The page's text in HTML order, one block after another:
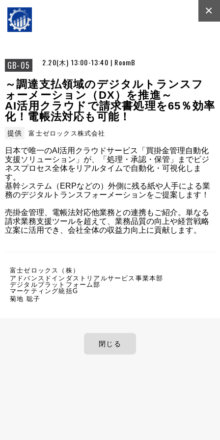
GB-05 2.20(木) 13:00-13:40 | RoomB
×
～調達支払領域のデジタルトランスフ
ォーメーション（DX）を推進～
AI活用クラウドで請求書処理を65％効率
化！電帳法対応も可能！
提供 富士ゼロックス株式会社
日本で唯一のAI活用クラウドサービス「買掛金管理自動化
支援ソリューション」が、「処理・承認・保管」までビジ
ネスプロセス全体をリアルタイムで自動化・可視化しま
す。
基幹システム（ERPなどの）外側に残る紙や人手による業
務のデジタルトランスフォーメーションをご提案します！
売掛金管理、電帳法対応他業務との連携もご紹介。単なる
請求業務支援ツールを超えて、業務品質の向上や経営戦略
立案に活用でき、会社全体の収益力向上に貢献します。
富士ゼロックス（株）
アドバンスドインダストリアルサービス事業本部
デジタルプラットフォーム部
マーケティング統括G
菊地 聡子
閉じる